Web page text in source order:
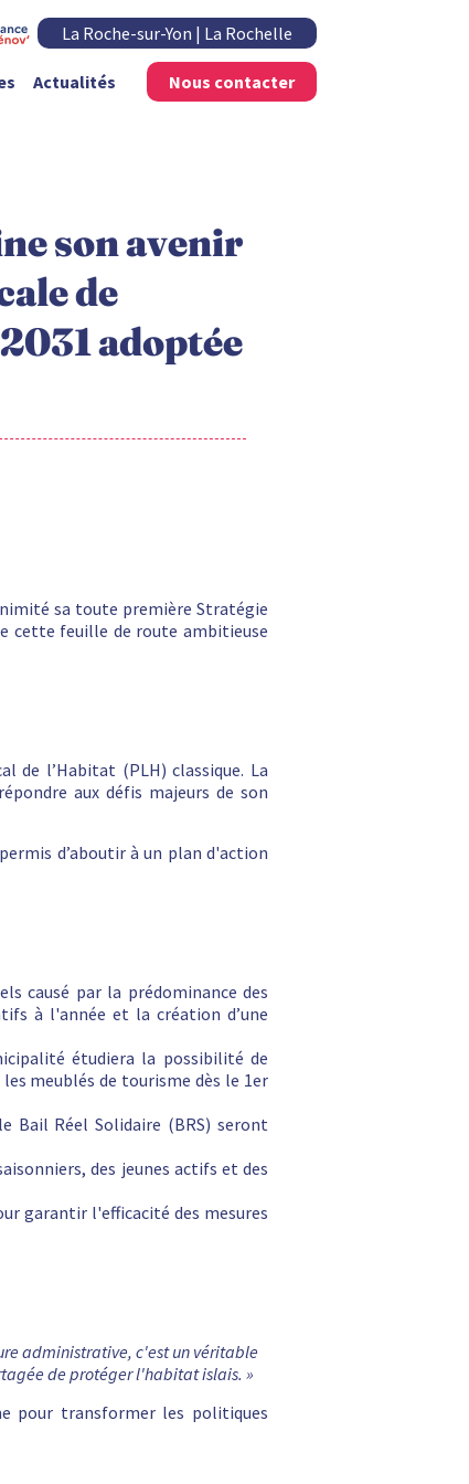
La Roche-sur-Yon | La Rochelle
Actualités Nous contacter
son avenir
de
adoptée
sa toute première Stratégie
cette feuille de route ambitieuse
de l’Habitat (PLH) classique. La
aux défis majeurs de son
d’aboutir à un plan d'action
causé par la prédominance des
à l'année et la création d’une
étudiera la possibilité de
meublés de tourisme dès le 1er
Bail Réel Solidaire (BRS) seront
des jeunes actifs et des
garantir l'efficacité des mesures
administrative, c'est un véritable
de protéger l'habitat islais. »
pour transformer les politiques